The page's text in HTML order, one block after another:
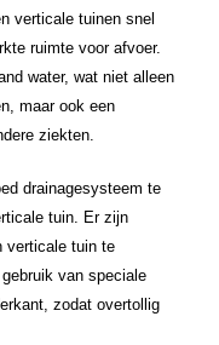
verticale tuinen snel
ruimte voor afvoer.
water, wat niet alleen
maar ook een
ziekten.
drainagesysteem te
tuin. Er zijn
verticale tuin te
van speciale
zodat overtollig